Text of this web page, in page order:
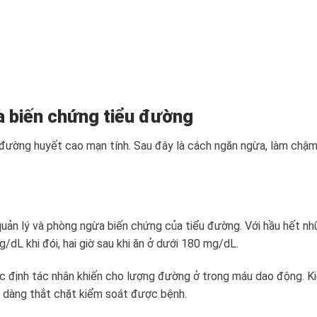
biến chứng tiểu đường
huyết cao mạn tính. Sau đây là cách ngăn ngừa, làm chậm
lý và phòng ngừa biến chứng của tiểu đường. Với hầu hết
khi đói, hai giờ sau khi ăn ở dưới 180 mg/dL.
tác nhân khiến cho lượng đường ở trong máu dao động.
thắt chặt kiểm soát được bệnh.